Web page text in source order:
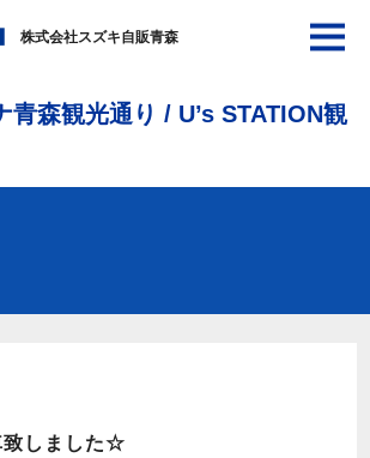
株式会社スズキ自販青森
青森観光通り / U’s STATION観
致しました☆